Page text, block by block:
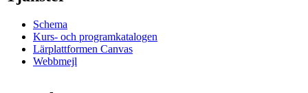
Schema
Kurs- och programkatalogen
Lärplattformen Canvas
Webbmejl